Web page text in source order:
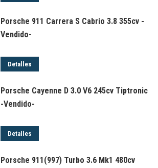
Porsche 911 Carrera S Cabrio 3.8 355cv -
Vendido-
Detalles
Porsche Cayenne D 3.0 V6 245cv Tiptronic
-Vendido-
Detalles
Porsche 911(997) Turbo 3.6 Mk1 480cv